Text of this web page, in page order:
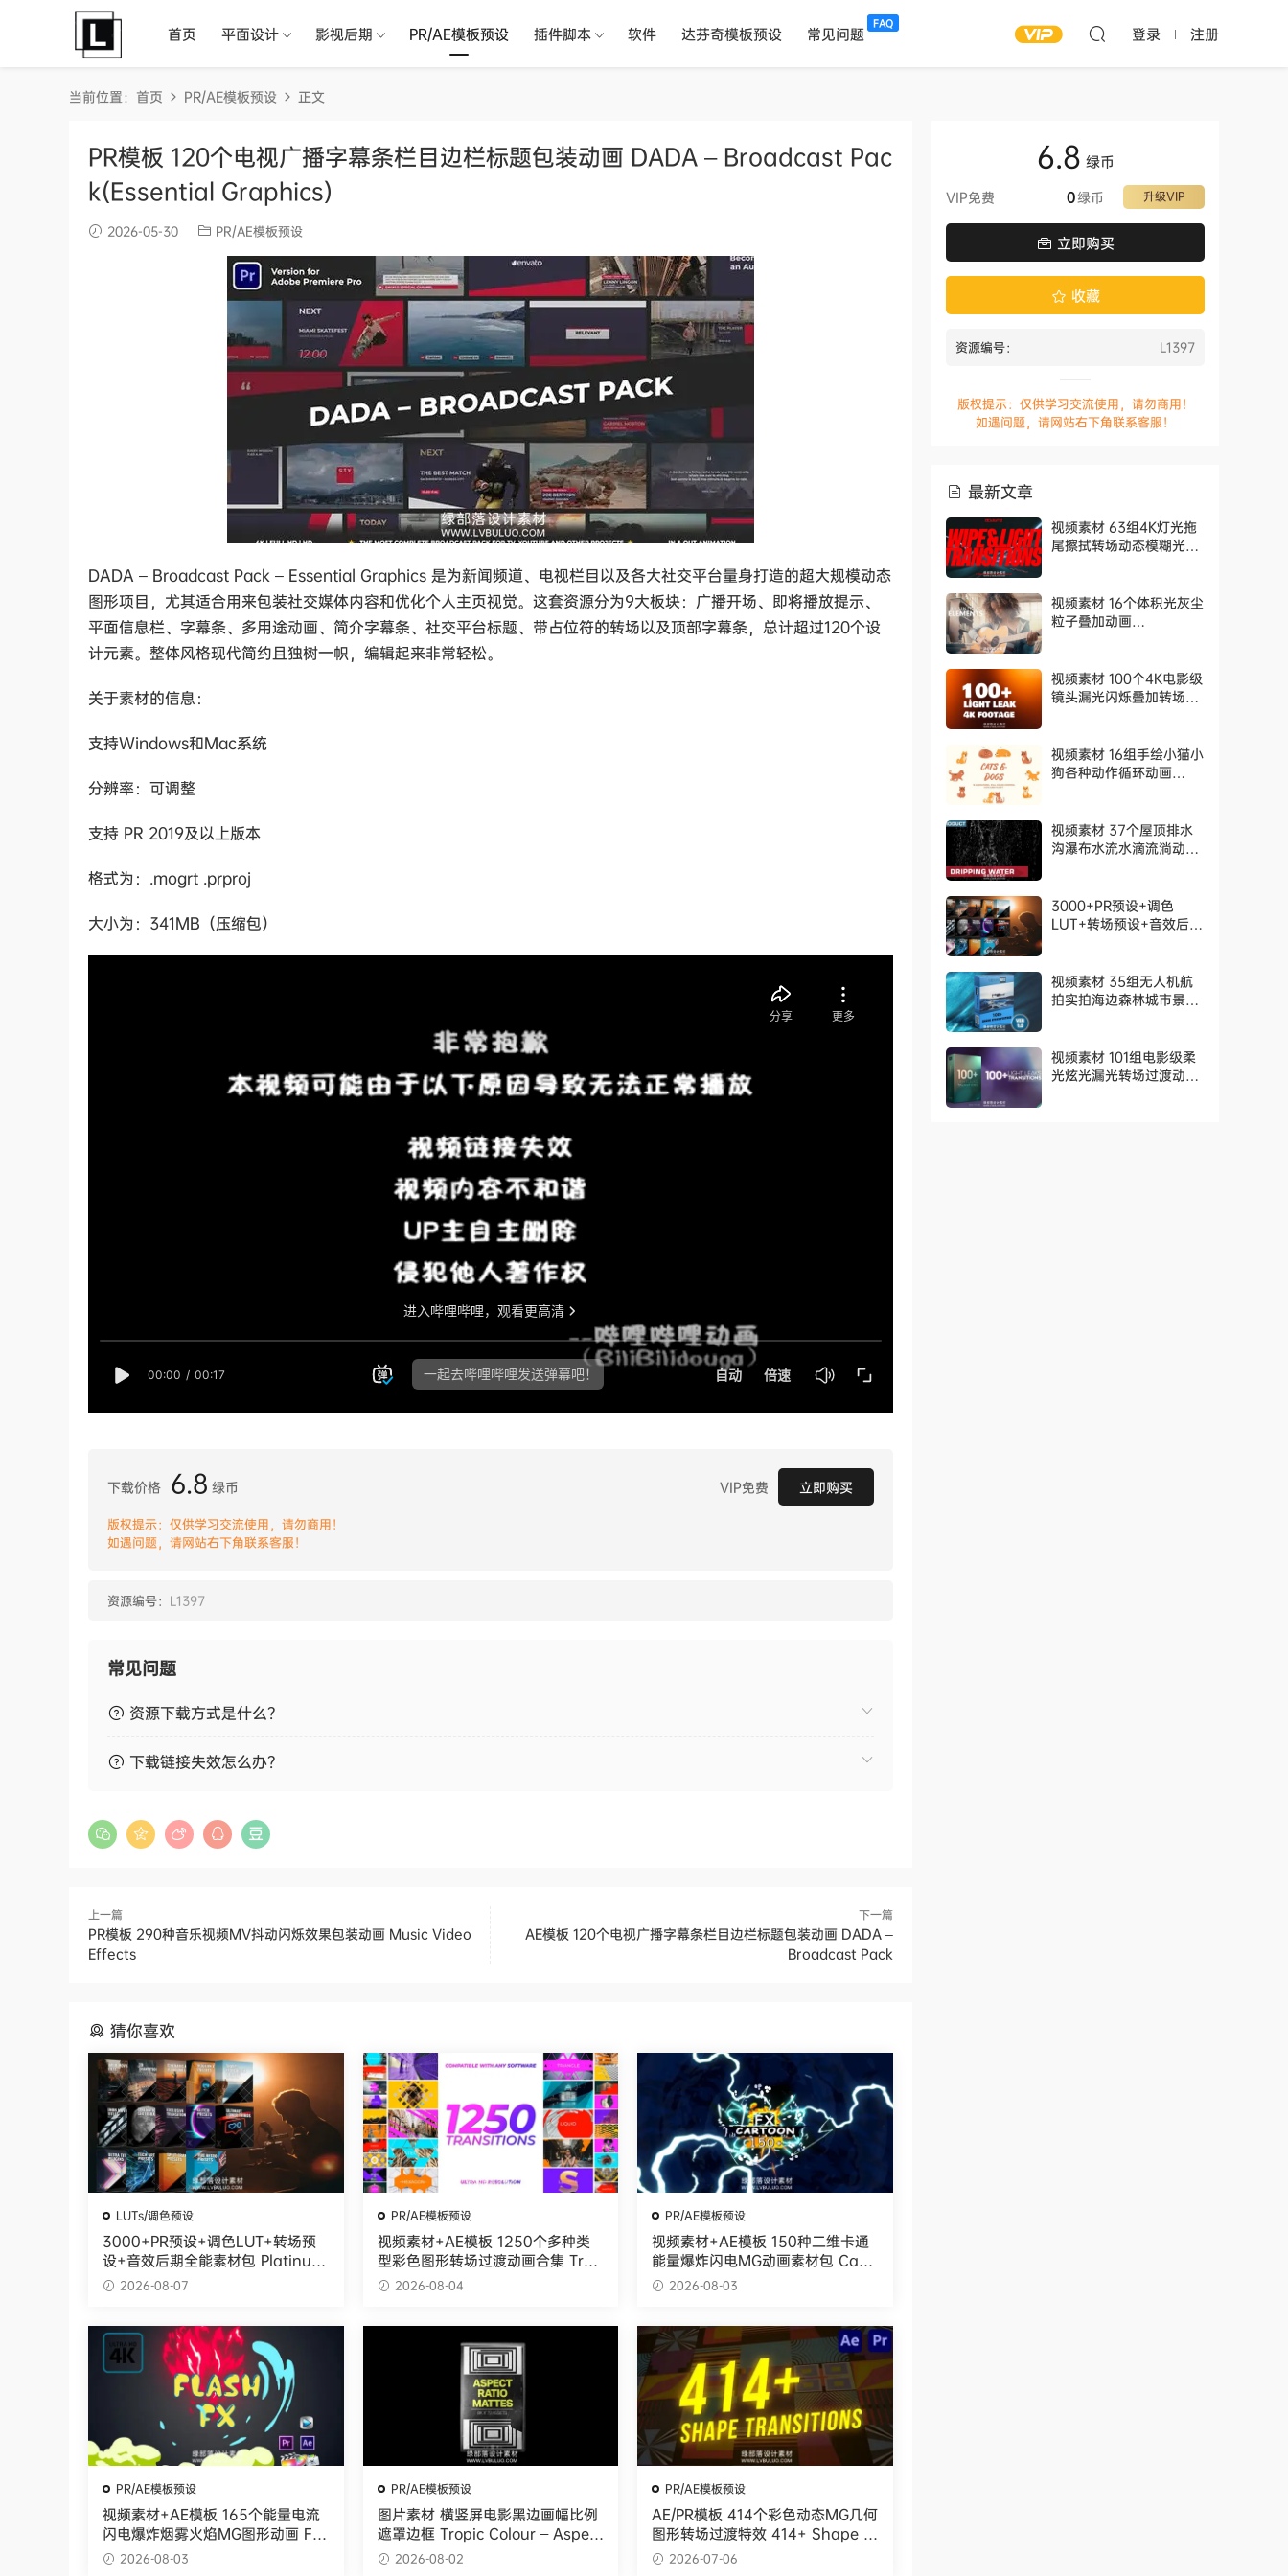
首页 平面设计 影视后期 PR/AE模板预设 插件脚本 软件 达芬奇模板预设 常见问题
FAQ
登录 注册
当前位置： 首页 PR/AE模板预设 正文
PR模板 120个电视广播字幕条栏目边栏标题包装动画 DADA – Broadcast Pac
k(Essential Graphics)
2026-05-30 PR/AE模板预设
DADA – Broadcast Pack – Essential Graphics 是为新闻频道、电视栏目以及各大社交平台量身打造的超大规模动态
图形项目，尤其适合用来包装社交媒体内容和优化个人主页视觉。这套资源分为9大板块：广播开场、即将播放提示、
平面信息栏、字幕条、多用途动画、简介字幕条、社交平台标题、带占位符的转场以及顶部字幕条，总计超过120个设
计元素。整体风格现代简约且独树一帜，编辑起来非常轻松。
关于素材的信息：
支持Windows和Mac系统
分辨率：可调整
支持 PR 2019及以上版本
格式为：.mogrt .prproj
大小为：341MB（压缩包）
下载价格 6.8 绿币 VIP免费 立即购买
版权提示：仅供学习交流使用，请勿商用！
如遇问题，请网站右下角联系客服！
资源编号： L1397
常见问题
资源下载方式是什么？
下载链接失效怎么办？
上一篇
PR模板 290种音乐视频MV抖动闪烁效果包装动画 Music Video
Effects
下一篇
AE模板 120个电视广播字幕条栏目边栏标题包装动画 DADA –
Broadcast Pack
猜你喜欢
LUTs/调色预设
3000+PR预设+调色LUT+转场预
设+音效后期全能素材包 Platinum
Bundle：Complete All in 1-300
0+
2026-08-07
PR/AE模板预设
视频素材+AE模板 1250个多种类
型彩色图形转场过渡动画合集 Tran
sitions
2026-08-04
PR/AE模板预设
视频素材+AE模板 150种二维卡通
能量爆炸闪电MG动画素材包 Cart
oon Fx
2026-08-03
PR/AE模板预设
视频素材+AE模板 165个能量电流
闪电爆炸烟雾火焰MG图形动画 Fla
sh Fx Element Pack
2026-08-03
PR/AE模板预设
图片素材 横竖屏电影黑边画幅比例
遮罩边框 Tropic Colour – Aspect
Ratio Mattes
2026-08-02
PR/AE模板预设
AE/PR模板 414个彩色动态MG几何
图形转场过渡特效 414+ Shape Tr
ansitions
2026-07-06
6.8 绿币
VIP免费 升级VIP
0绿币
立即购买
收藏
资源编号： L1397
版权提示：仅供学习交流使用，请勿商用！
如遇问题，请网站右下角联系客服！
最新文章
视频素材 63组4K灯光拖
尾擦拭转场动态模糊光效
视频素材 16个体积光灰尘
粒子叠加动画
Dust Overlays
视频素材 100个4K电影级
镜头漏光闪烁叠加转场动
视频素材 16组手绘小猫小
狗各种动作循环动画
视频素材 37个屋顶排水
沟瀑布水流水滴流淌动画
3000+PR预设+调色
LUT+转场预设+音效后期
in 1-3000+
视频素材 35组无人机航
拍实拍海边森林城市景观
视频素材 101组电影级柔
光炫光漏光转场过渡动画